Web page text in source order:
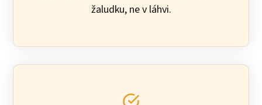
žaludku, ne v láhvi.